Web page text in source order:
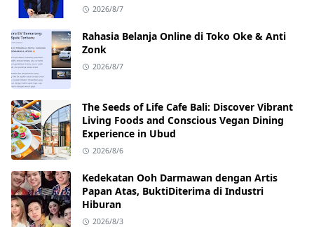
2026/8/7
Rahasia Belanja Online di Toko Oke & Anti
Zonk
2026/8/7
The Seeds of Life Cafe Bali: Discover Vibrant
Living Foods and Conscious Vegan Dining
Experience in Ubud
2026/8/6
Kedekatan Ooh Darmawan dengan Artis
Papan Atas, BuktiDiterima di Industri
Hiburan
2026/8/3